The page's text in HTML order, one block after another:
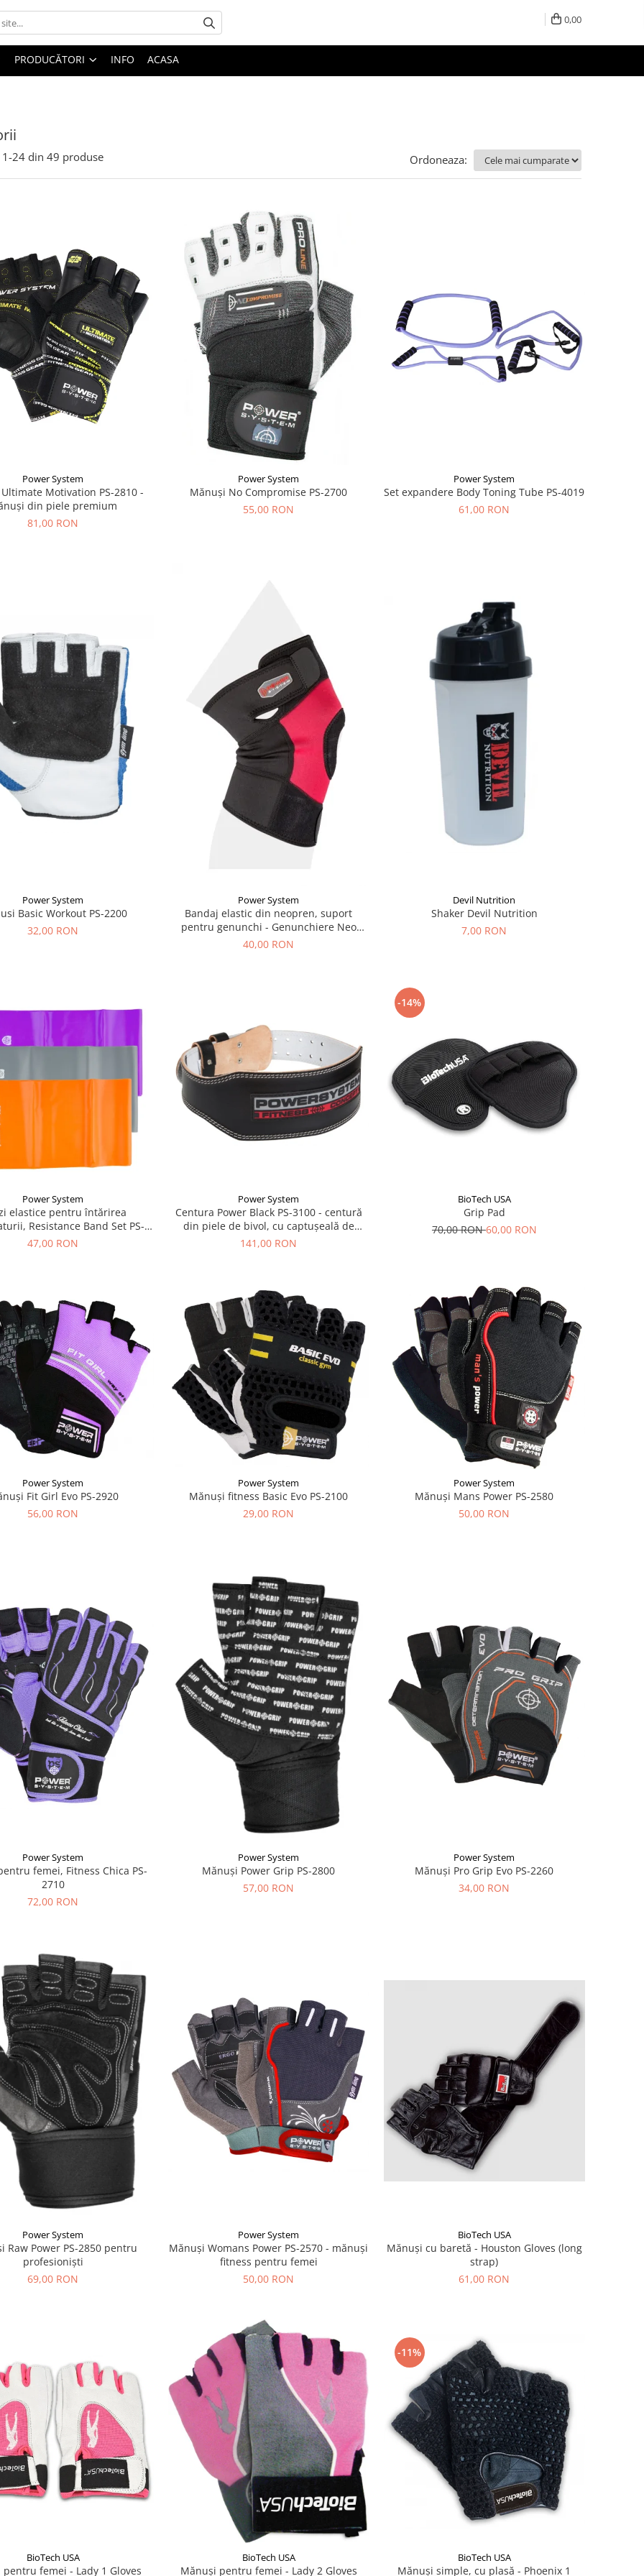
0,00
PRODUCĂTORI INFO ACASA
1-24 din 49 produse Ordoneaza:
Power System
Motivation PS-2810 -
din piele premium
81,00 RON
Power System
Mănuși No Compromise PS-2700
55,00 RON
Power System
Set expandere Body Toning Tube PS-4019
61,00 RON
Power System
Basic Workout PS-2200
32,00 RON
Power System
Bandaj elastic din neopren, suport
pentru genunchi - Genunchiere Neo
Knee Support PS-6012
40,00 RON
Devil Nutrition
Shaker Devil Nutrition
7,00 RON
Power System
elastice pentru întărirea
Resistance Band Set PS-
4007
47,00 RON
Power System
Centura Power Black PS-3100 - centură
din piele de bivol, cu captușeală de
spumă
141,00 RON
-14%
BioTech USA
Grip Pad
70,00 RON60,00 RON
Power System
Fit Girl Evo PS-2920
56,00 RON
Power System
Mănuși fitness Basic Evo PS-2100
29,00 RON
Power System
Mănuși Mans Power PS-2580
50,00 RON
Power System
femei, Fitness Chica PS-
2710
72,00 RON
Power System
Mănuși Power Grip PS-2800
57,00 RON
Power System
Mănuși Pro Grip Evo PS-2260
34,00 RON
Power System
Raw Power PS-2850 pentru
profesioniști
69,00 RON
Power System
Mănuși Womans Power PS-2570 - mănuși
fitness pentru femei
50,00 RON
BioTech USA
Mănuşi cu baretă - Houston Gloves (long
strap)
61,00 RON
BioTech USA
femei - Lady 1 Gloves
BioTech USA
Mănuşi pentru femei - Lady 2 Gloves
-11%
BioTech USA
Mănuşi simple, cu plasă - Phoenix 1